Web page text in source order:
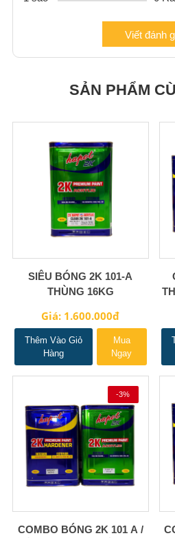
Viết đánh
SẢN PHẨM
SIÊU BÓNG 2K 101-A
THÙNG 16KG
Giá: 1.600.000đ
Thêm Vào Giỏ
Hàng
Mua
Ngay
-3%
COMBO BÓNG 2K 101 A /